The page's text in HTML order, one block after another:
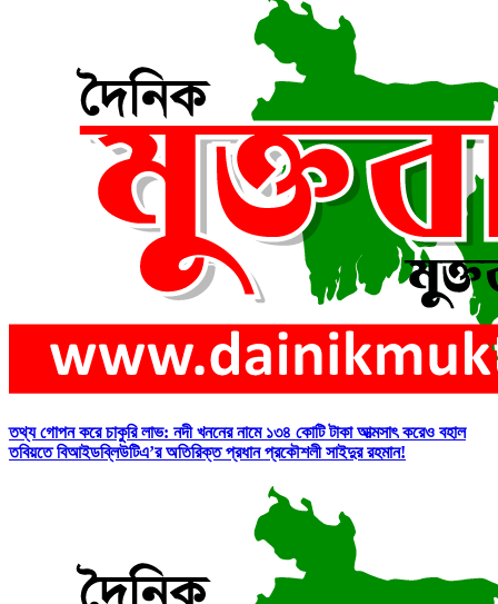
তথ্য গোপন করে চাকুরি লাভ: নদী খননের নামে ১৩৪ কোটি টাকা আত্মসাৎ করেও বহাল
তবিয়তে বিআইডব্লিউটিএ’র অতিরিক্ত প্রধান প্রকৌশলী সাইদুর রহমান!